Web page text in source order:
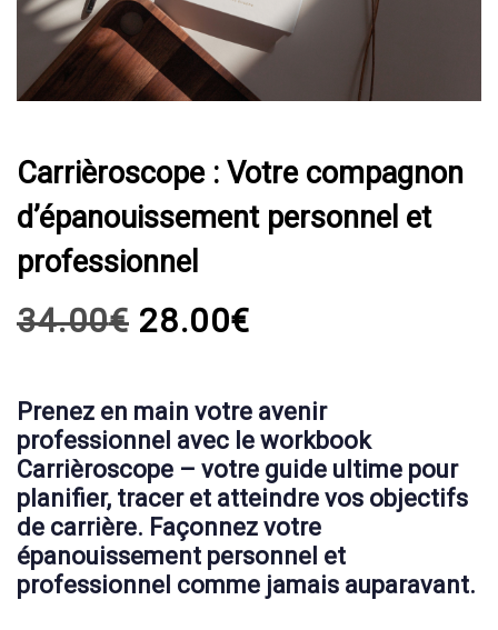
Carrièroscope : Votre compagnon
d’épanouissement personnel et
professionnel
34.00€
34.00€.
28.00€
28.00€.
Prenez en main votre avenir
professionnel avec le workbook
Carrièroscope – votre guide ultime pour
planifier, tracer et atteindre vos objectifs
de carrière. Façonnez votre
épanouissement personnel et
professionnel comme jamais auparavant.
professionnel
quantity